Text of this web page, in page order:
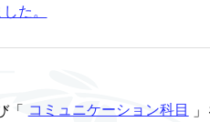
た。
「 コミュニケーション科目